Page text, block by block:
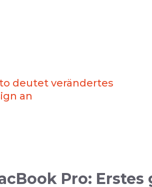
deutet verändertes
an
Pro: